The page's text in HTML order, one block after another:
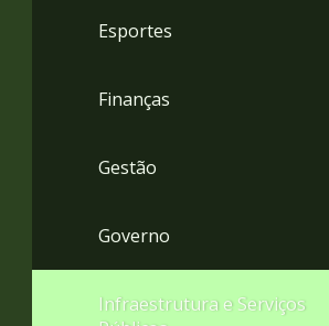
Esportes
Finanças
Gestão
Governo
Infraestrutura e Serviços